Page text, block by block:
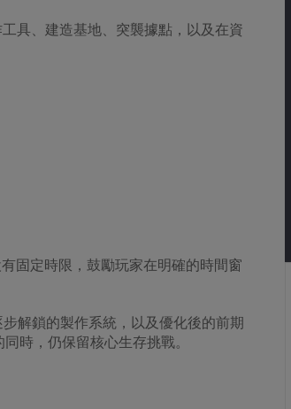
具、建造基地、突襲據點，以及在資
固定時限，鼓勵玩家在明確的時間窗
解鎖的製作系統，以及優化後的前期
時，仍保留核心生存挑戰。